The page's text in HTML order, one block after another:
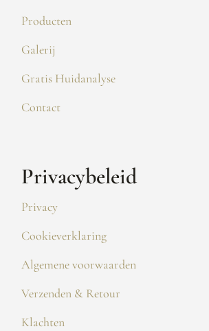
Producten
Galerij
Gratis Huidanalyse
Contact
Privacybeleid
Privacy
Cookieverklaring
Algemene voorwaarden
Verzenden & Retour
Klachten